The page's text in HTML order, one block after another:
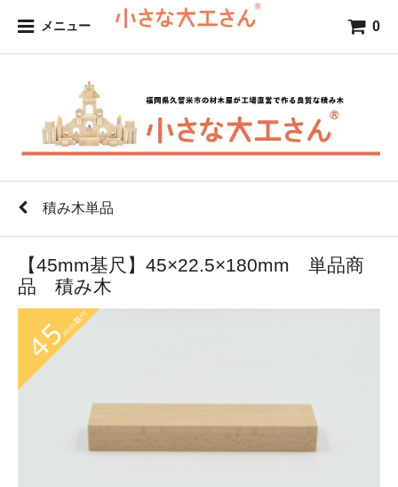
メニュー 0
積み木単品
【45mm基尺】45×22.5×180mm 単品商
品 積み木